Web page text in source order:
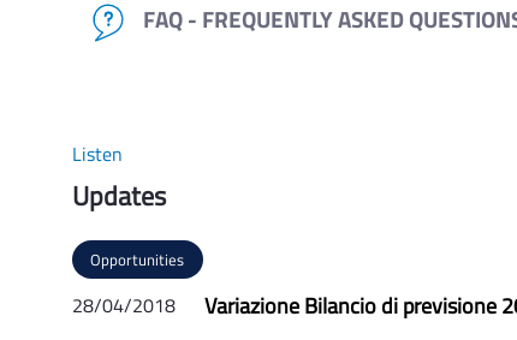
FAQ - FREQUENTLY ASKED
Listen
Updates
Opportunities
28/04/2018 Variazione Bilancio di previsione